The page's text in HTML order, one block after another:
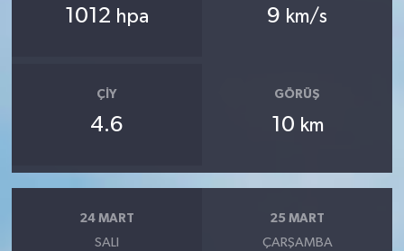
1012 hpa 9 km/s
ÇIY
4.6
GÖRÜŞ
10 km
24 MART
SALI
25 MART
ÇARŞAMBA